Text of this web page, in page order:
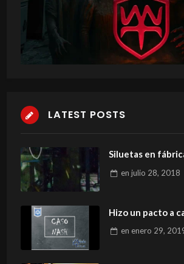
LATEST POSTS
Siluetas en
en julio 28, 2018
Hizo un pacto a
en enero 29,